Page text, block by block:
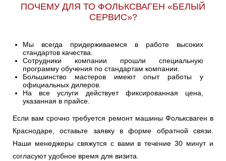
ПОЧЕМУ ДЛЯ ТО ФОЛЬКСВАГЕН «БЕЛЫЙ
СЕРВИС»?
Мы всегда придерживаемся в работе высоких
стандартов качества.
Сотрудники компании прошли специальную
программу обучения по стандартам компании.
Большинство мастеров имеют опыт работы у
официальных дилеров.
На все услуги действует фиксированная цена,
указанная в прайсе.
Если вам срочно требуется ремонт машины Фольксваген в
Краснодаре, оставьте заявку в форме обратной связи.
Наши менеджеры свяжутся с вами в течение 30 минут и
согласуют удобное время для визита.